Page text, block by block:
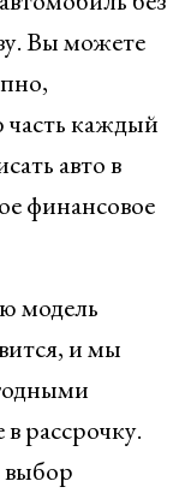
Вы можете
часть каждый
авто в
финансовое
модель
и мы
рассрочку.